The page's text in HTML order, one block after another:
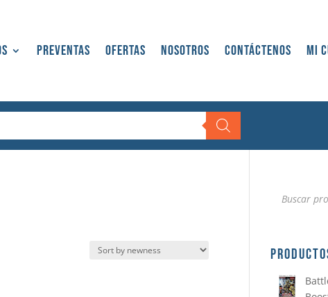
Preventas Ofertas Nosotros Contáctenos Mi
productos